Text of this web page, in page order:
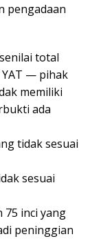
pengadaan
total
YAT — pihak
memiliki
ada
tidak sesuai
sesuai
75 inci yang
peninggian